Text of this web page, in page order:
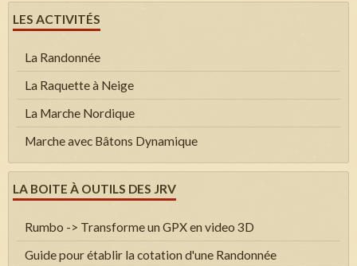
LES ACTIVITÉS
La Randonnée
La Raquette à Neige
La Marche Nordique
Marche avec Bâtons Dynamique
LA BOITE À OUTILS DES JRV
Rumbo -> Transforme un GPX en video 3D
Guide pour établir la cotation d'une Randonnée